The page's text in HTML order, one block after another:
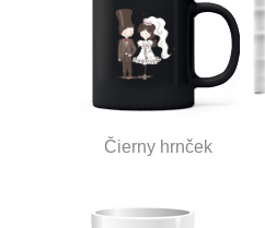
Čierny hrnček